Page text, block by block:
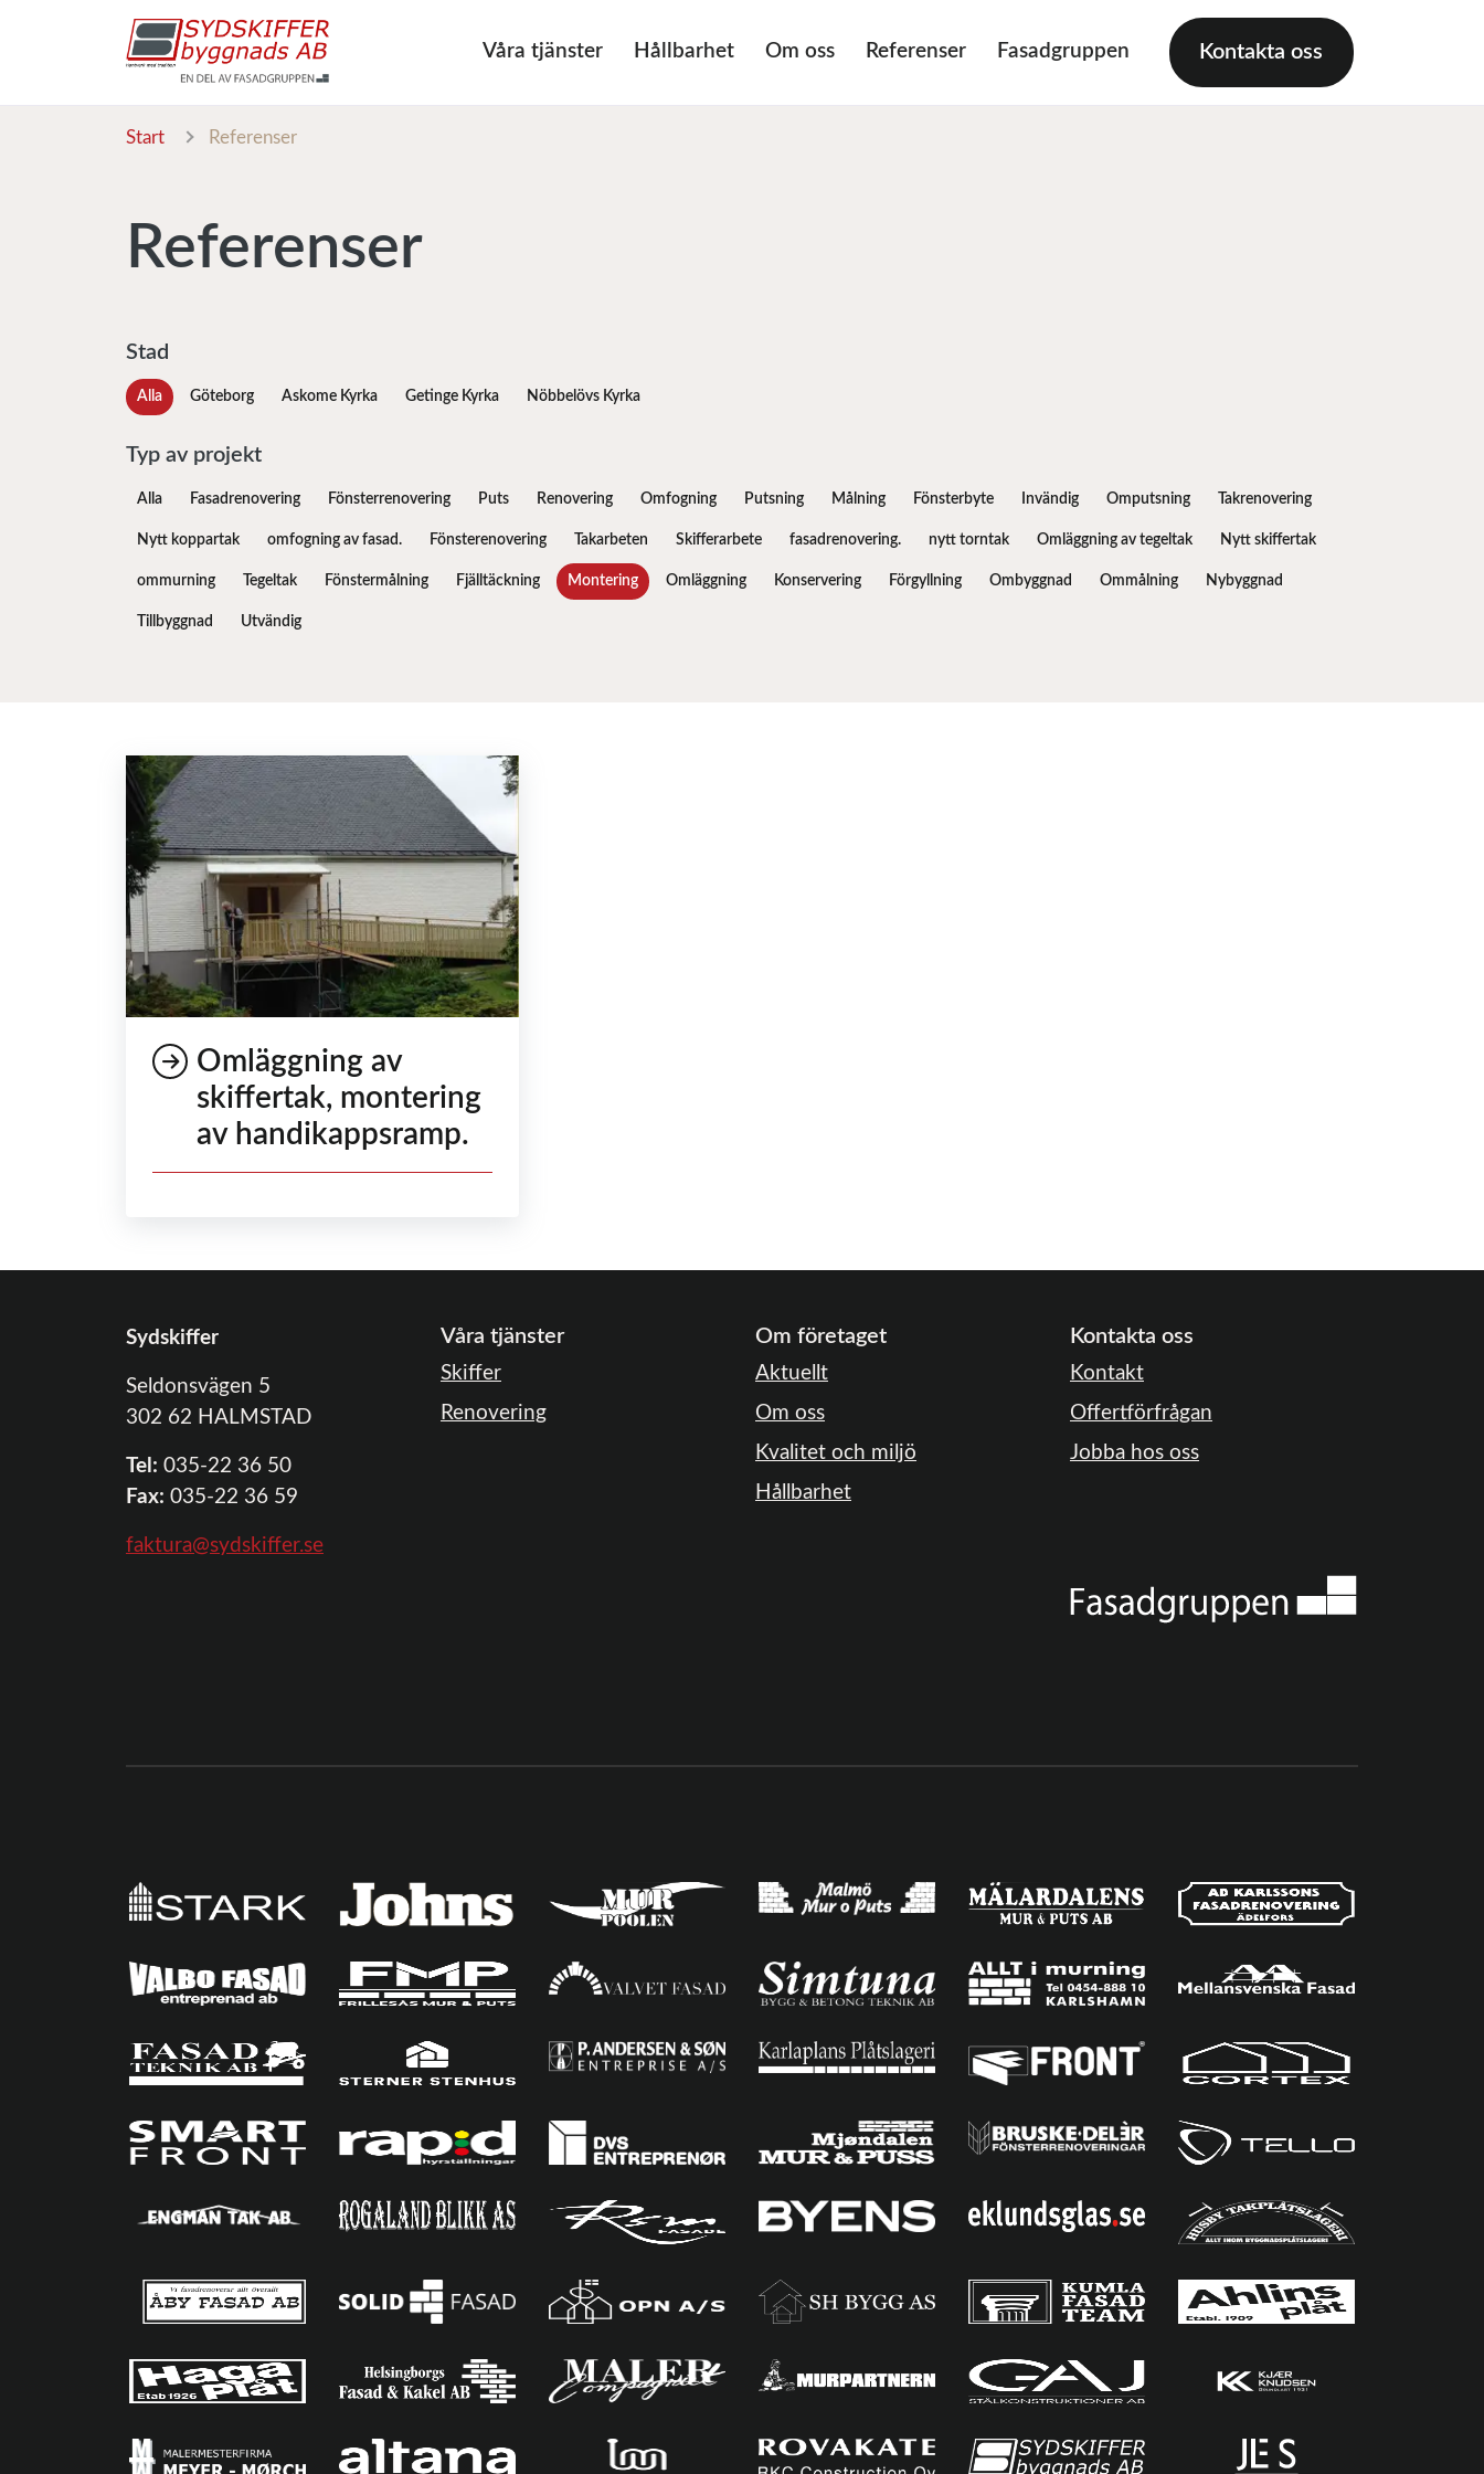
Våra tjänster Hållbarhet Om oss Referenser Fasadgruppen Kontakta oss
Start Referenser
Referenser
Stad
Alla Göteborg Askome Kyrka Getinge Kyrka Nöbbelövs Kyrka
Typ av projekt
Alla Fasadrenovering Fönsterrenovering Puts Renovering Omfogning Putsning Målning Fönsterbyte Invändig Omputsning Takrenovering
Nytt koppartak omfogning av fasad. Fönsterenovering Takarbeten Skifferarbete fasadrenovering. nytt torntak Omläggning av tegeltak Nytt skiffertak
ommurning Tegeltak Fönstermålning Fjälltäckning Montering Omläggning Konservering Förgyllning Ombyggnad Ommålning Nybyggnad
Tillbyggnad Utvändig
Omläggning av
skiffertak, montering
av handikappsramp.
Sydskiffer
Seldonsvägen 5
302 62 HALMSTAD
Tel: 035-22 36 50
Fax: 035-22 36 59
faktura@sydskiffer.se
Våra tjänster
Skiffer
Renovering
Om företaget
Aktuellt
Om oss
Kvalitet och miljö
Hållbarhet
Kontakta oss
Kontakt
Offertförfrågan
Jobba hos oss